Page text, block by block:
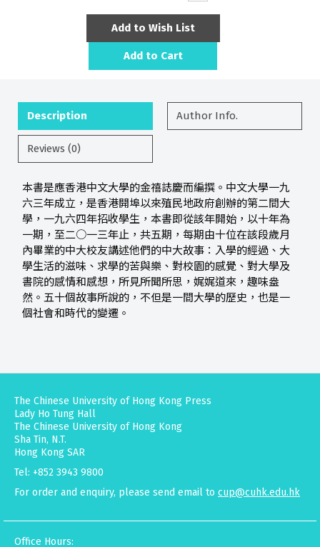
Add to Wish List
Add to Cart
Description Author Info.
Reviews (0)
本書是應香港中文大學的金禧誌慶而編撰。中文大學一九
六三年成立，是香港開埠以來殖民地政府創辦的第二間大
學，一九六四年招收學生，本書即從該年開始，以十年為
一期，至二○一三年止，共五期，每期由十位在該段歲月
內畢業的中大校友講述他們的中大故事：入學的經過、大
學生活的滋味、求學的苦與樂、對校園的感覺、對大學及
書院的感情和感想，所見所聞所思，娓娓道來，趣味盎
然。五十個故事所說的，不但是一間大學的歷史，也是一
個社會和時代的變遷。
The Chinese University of Hong Kong Press
Lady Ho Tung Hall
The Chinese University of Hong Kong
Sha Tin, N.T.
Hong Kong SAR
Tel: +852 3943 9800
For order and enquiry, please send email to cup@cuhk.edu.hk
Office Hours: